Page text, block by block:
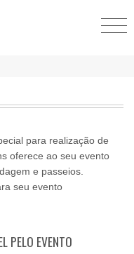
para realização de
oferece ao seu evento
e passeios.
seu evento
PELO EVENTO